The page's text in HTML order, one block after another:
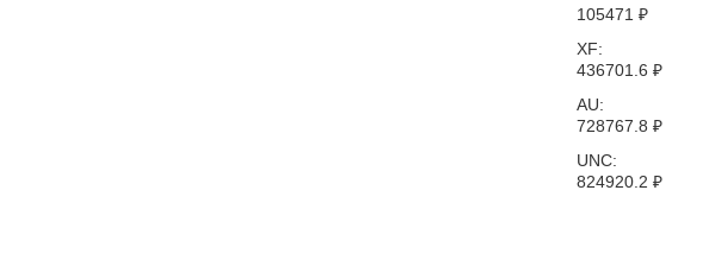
105471 ₽
XF:
436701.6 ₽
AU:
728767.8 ₽
UNC:
824920.2 ₽